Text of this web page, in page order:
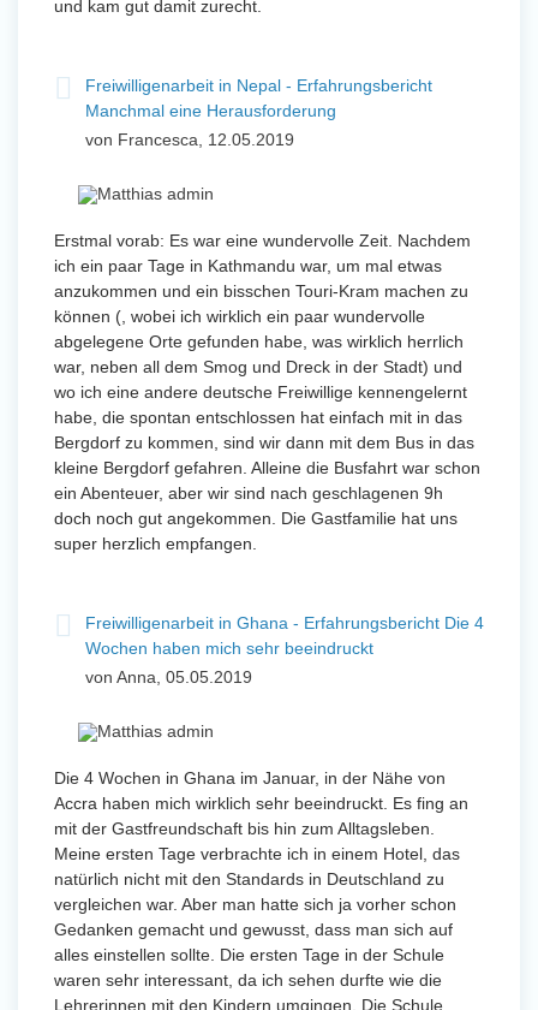
und kam gut damit zurecht.
Freiwilligenarbeit in Nepal - Erfahrungsbericht
Manchmal eine Herausforderung
von Francesca, 12.05.2019
Erstmal vorab: Es war eine wundervolle Zeit. Nachdem
ich ein paar Tage in Kathmandu war, um mal etwas
anzukommen und ein bisschen Touri-Kram machen zu
können (, wobei ich wirklich ein paar wundervolle
abgelegene Orte gefunden habe, was wirklich herrlich
war, neben all dem Smog und Dreck in der Stadt) und
wo ich eine andere deutsche Freiwillige kennengelernt
habe, die spontan entschlossen hat einfach mit in das
Bergdorf zu kommen, sind wir dann mit dem Bus in das
kleine Bergdorf gefahren. Alleine die Busfahrt war schon
ein Abenteuer, aber wir sind nach geschlagenen 9h
doch noch gut angekommen. Die Gastfamilie hat uns
super herzlich empfangen.
Freiwilligenarbeit in Ghana - Erfahrungsbericht Die 4
Wochen haben mich sehr beeindruckt
von Anna, 05.05.2019
Die 4 Wochen in Ghana im Januar, in der Nähe von
Accra haben mich wirklich sehr beeindruckt. Es fing an
mit der Gastfreundschaft bis hin zum Alltagsleben.
Meine ersten Tage verbrachte ich in einem Hotel, das
natürlich nicht mit den Standards in Deutschland zu
vergleichen war. Aber man hatte sich ja vorher schon
Gedanken gemacht und gewusst, dass man sich auf
alles einstellen sollte. Die ersten Tage in der Schule
waren sehr interessant, da ich sehen durfte wie die
Lehrerinnen mit den Kindern umgingen. Die Schule